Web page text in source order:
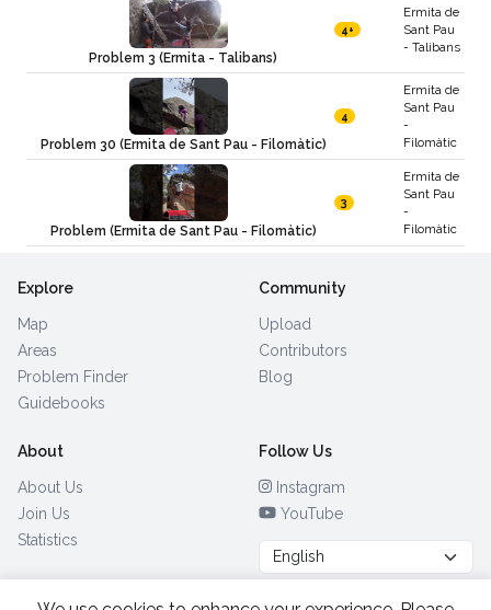
Problem 3 (Ermita - Talibans)
4+
Ermita de
Sant Pau
- Talibans
Problem 30 (Ermita de Sant Pau - Filomàtic)
4
Ermita de
Sant Pau
-
Filomàtic
Problem (Ermita de Sant Pau - Filomàtic)
3
Ermita de
Sant Pau
-
Filomàtic
Explore
Map
Areas
Problem Finder
Guidebooks
Community
Upload
Contributors
Blog
About
About Us
Join Us
Statistics
Follow Us
Instagram
YouTube